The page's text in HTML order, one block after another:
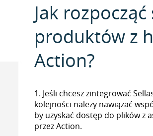
Jak
produktów z
Action?
1. Jeśli chcesz zintegrować
kolejności należy nawiązać
by uzyskać dostęp do plików z
przez Action.